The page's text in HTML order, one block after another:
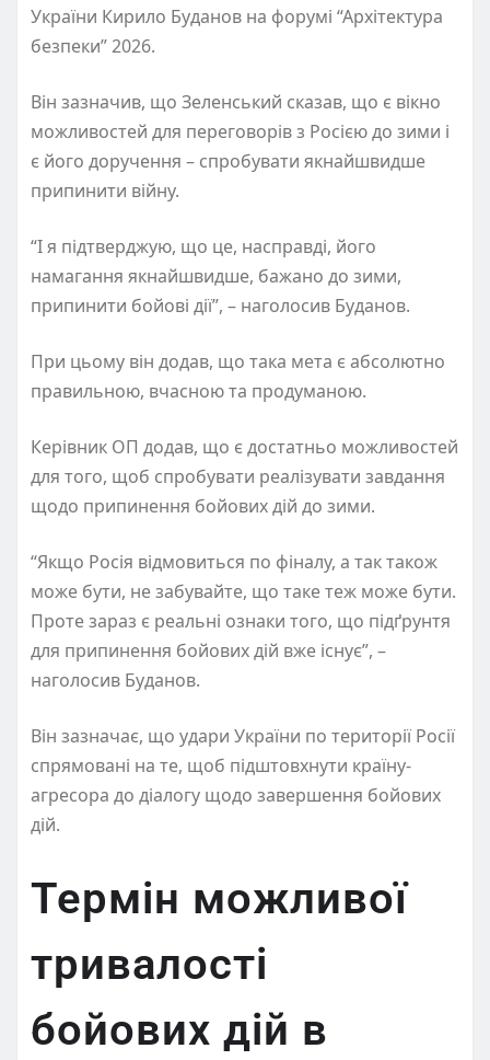
України Кирило Буданов на форумі “Архітектура
безпеки” 2026.
Він зазначив, що Зеленський сказав, що є вікно
можливостей для переговорів з Росією до зими і
є його доручення – спробувати якнайшвидше
припинити війну.
“І я підтверджую, що це, насправді, його
намагання якнайшвидше, бажано до зими,
припинити бойові дії”, – наголосив Буданов.
При цьому він додав, що така мета є абсолютно
правильною, вчасною та продуманою.
Керівник ОП додав, що є достатньо можливостей
для того, щоб спробувати реалізувати завдання
щодо припинення бойових дій до зими.
“Якщо Росія відмовиться по фіналу, а так також
може бути, не забувайте, що таке теж може бути.
Проте зараз є реальні ознаки того, що підґрунтя
для припинення бойових дій вже існує”, –
наголосив Буданов.
Він зазначає, що удари України по території Росії
спрямовані на те, щоб підштовхнути країну-
агресора до діалогу щодо завершення бойових
дій.
Термін можливої
тривалості
бойових дій в